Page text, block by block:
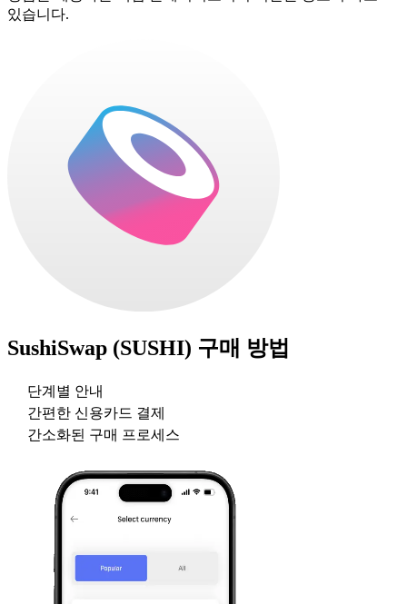
있습니다.
SushiSwap (SUSHI) 구매 방법
단계별 안내
간편한 신용카드 결제
간소화된 구매 프로세스